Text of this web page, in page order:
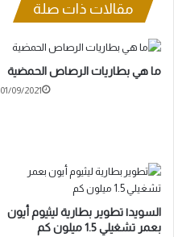
مقالات ذات صلة
ما هي بطاريات الرصاص الحمضية
01/09/2021
السويد| تطوير بطارية ليثيوم أيون
بعمر تشغيلي 1.5 ميلون كم